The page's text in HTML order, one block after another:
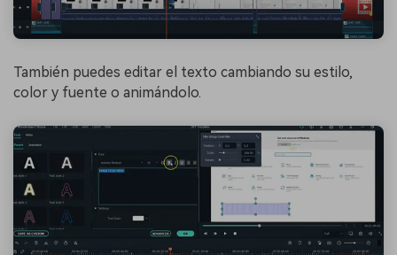
También puedes editar el texto cambiando su estilo,
color y fuente o animándolo.